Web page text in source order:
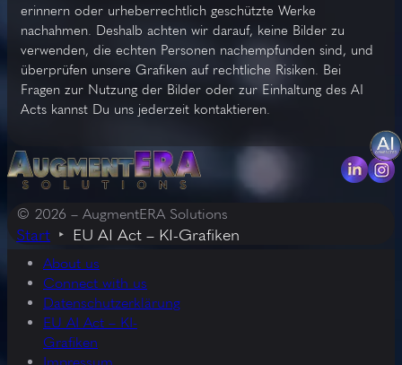
erinnern oder urheberrechtlich geschützte Werke
nachahmen. Deshalb achten wir darauf, keine Bilder zu
verwenden, die echten Personen nachempfunden sind, und
überprüfen unsere Grafiken auf rechtliche Risiken. Bei
Fragen zur Nutzung der Bilder oder zur Einhaltung des AI
Acts kannst Du uns jederzeit kontaktieren.
© 2026 – AugmentERA Solutions
Start EU AI Act – KI-Grafiken
About us
Connect with us
Datenschutzerklärung
EU AI Act – KI-
Grafiken
Impressum